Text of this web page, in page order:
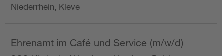
Niederrhein, Kleve
Ehrenamt im Café und Service (m/w/d)